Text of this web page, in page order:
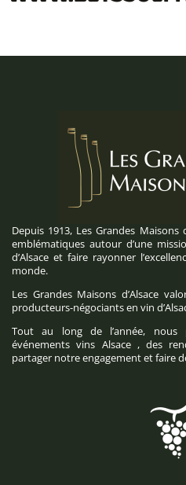
Depuis 1913, Les Grandes Maisons
emblématiques autour d’une
d’Alsace et faire rayonner
monde.
Les Grandes Maisons d’Alsace
producteurs-négociants en vin
Tout au long de l’année, nous
événements vins Alsace , des
partager notre engagement et faire